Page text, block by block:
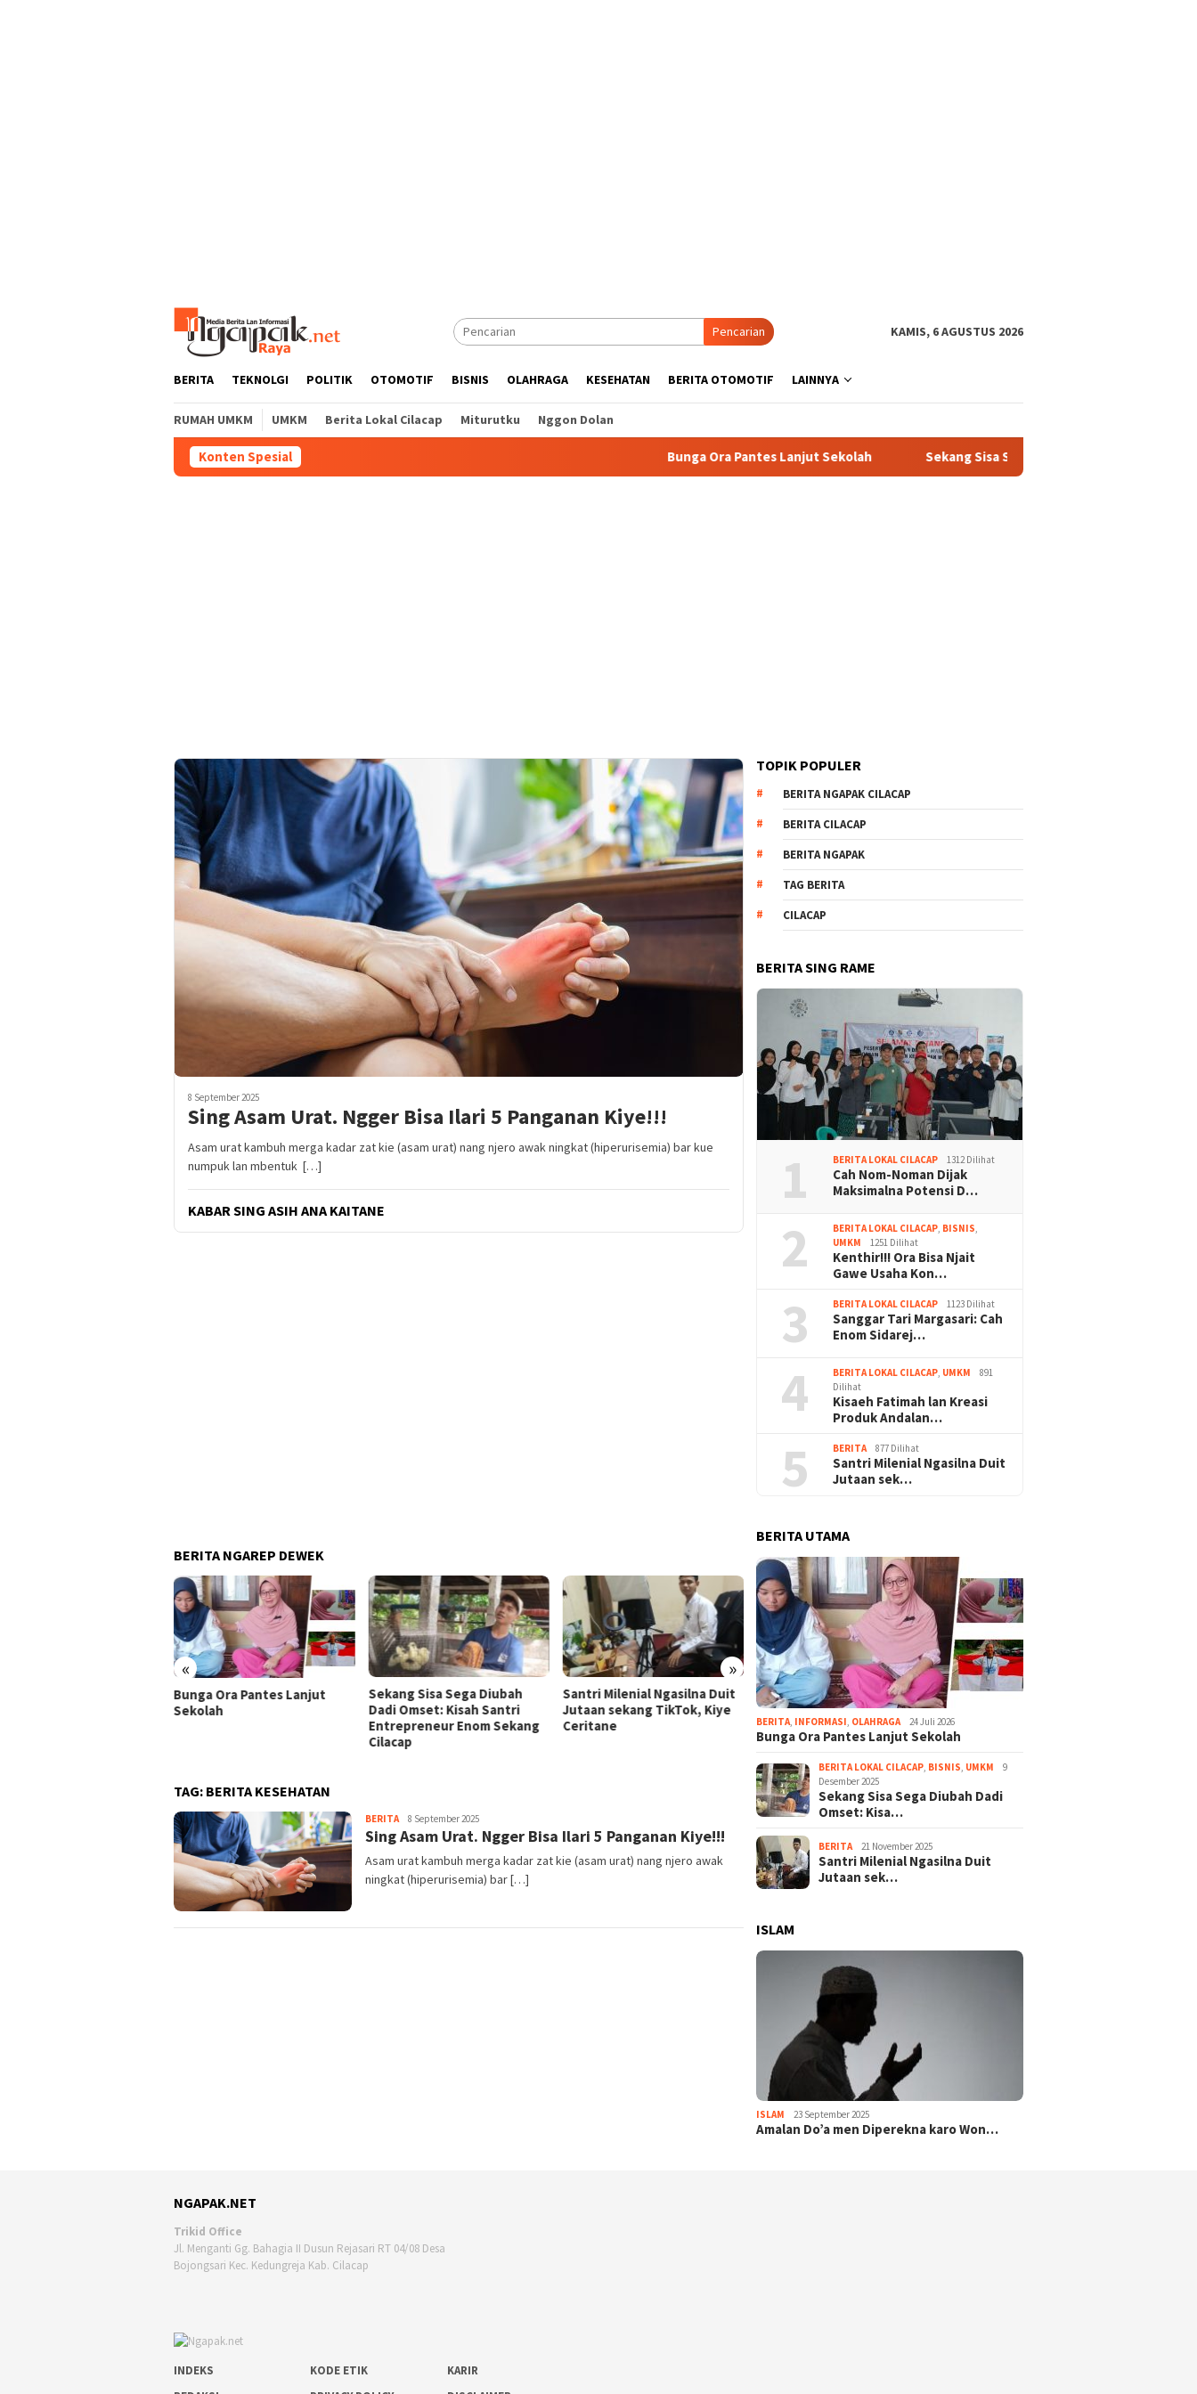
Pencarian KAMIS, 6 AGUSTUS 2026
BERITA TEKNOLGI POLITIK OTOMOTIF BISNIS OLAHRAGA KESEHATAN BERITA OTOMOTIF LAINNYA
RUMAH UMKM UMKM Berita Lokal Cilacap Miturutku Nggon Dolan
Konten Spesial Bunga Ora Pantes Lanjut Sekolah Sekang Sisa Sega Diubah Dadi Omset: Kisah Santri
8 September 2025
Sing Asam Urat. Ngger Bisa Ilari 5 Panganan Kiye!!!
Asam urat kambuh merga kadar zat kie (asam urat) nang njero awak ningkat (hiperurisemia) bar kue
numpuk lan mbentuk […]
KABAR SING ASIH ANA KAITANE
BERITA NGAREP DEWEK
« »
Sekang Sisa Sega Diubah
Dadi Omset: Kisah Santri
Santri Milenial Ngasilna Duit
Jutaan sekang TikTok, Kiye
Ceritane
KUB Kan Margasari karo
Cinyawang Ulih Bantuan
Berkat Sinergi Dewan Karo
Longsor Majenang: Imam
Krungu Suara ‘Bapak…
Bapak!’
Bunga Ora Pantes Lanjut
TAG: BERITA KESEHATAN
BERITAR
Syarief
8 September 2025
Sing Asam Urat. Ngger Bisa Ilari 5 Panganan Kiye!!!
Asam urat kambuh merga kadar zat kie (asam urat) nang njero awak
ningkat (hiperurisemia) bar […]
TOPIK POPULER
BERITA NGAPAK CILACAP
BERITA CILACAP
BERITA NGAPAK
TAG BERITA
CILACAP
BERITA SING RAME
1 BERITA LOKAL CILACAP 1312 Dilihat
Cah Nom-Noman Dijak
Maksimalna Potensi D…
2 BERITA LOKAL CILACAP BISNIS
UMKM
1251 Dilihat
Kenthir!!! Ora Bisa Njait
Gawe Usaha Kon…
3 BERITA LOKAL CILACAP 1123 Dilihat
Sanggar Tari Margasari: Cah
Enom Sidarej…
4 BERITA LOKAL CILACAP UMKM
891
Dilihat
Kisaeh Fatimah lan Kreasi
Produk Andalan…
5 BERITA 877 Dilihat
Santri Milenial Ngasilna Duit
Jutaan sek…
BERITA UTAMA
BERITA INFORMASI OLAHRAGA 24 Juli 2026
Bunga Ora Pantes Lanjut Sekolah
BERITA LOKAL CILACAP BISNIS UMKM
9
Desember 2025
Sekang Sisa Sega Diubah Dadi
Omset: Kisa…
BERITA 21 November 2025
Santri Milenial Ngasilna Duit
Jutaan sek…
ISLAM
ISLAM 23 September 2025
Amalan Do’a men Diperekna karo Won…
NGAPAK.NET
Trikid Office
Jl. Menganti Gg. Bahagia II Dusun Rejasari RT 04/08 Desa
Bojongsari Kec. Kedungreja Kab. Cilacap
INDEKS KODE ETIK
KARIR